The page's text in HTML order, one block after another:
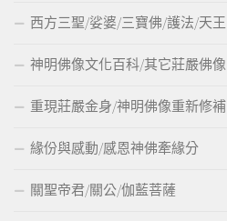
西方三聖/娑婆/三寶佛/護法/天王
神明佛像文化百科/其它莊嚴佛像
重現莊嚴金身/神明佛像重新修補
緣份與感動/感恩神佛牽緣分
關聖帝君/關公/伽藍菩薩